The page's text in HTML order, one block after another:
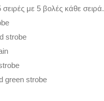
με 5 βολές κάθε σειρά.
strobe
green strobe